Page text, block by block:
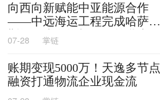
向西向新赋能中亚能源合作
——中远海运工程完成哈萨克
斯坦阿克套燃机项目首批大件
设备跨境发运
07-28 掌链
账期变现5000万！天逸多节点
融资打通物流企业现金流